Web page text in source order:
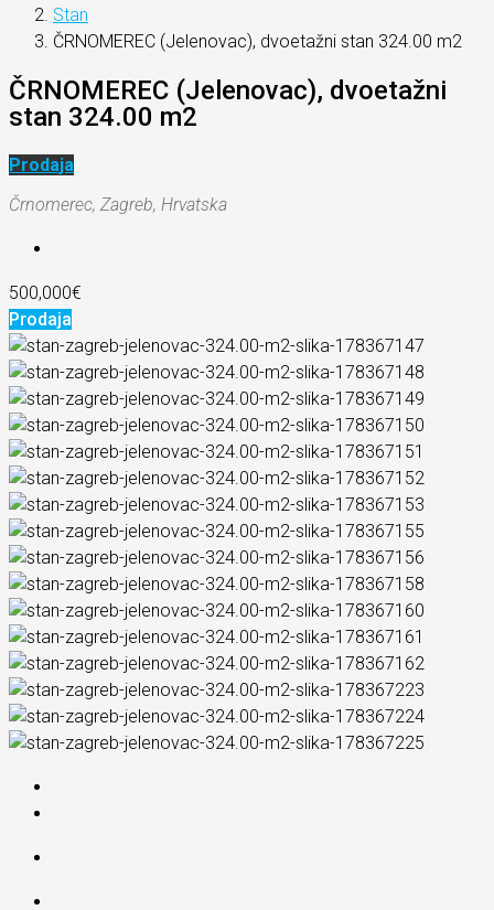
Stan
ČRNOMEREC (Jelenovac), dvoetažni stan 324.00 m2
ČRNOMEREC (Jelenovac), dvoetažni
stan 324.00 m2
Prodaja
Črnomerec, Zagreb, Hrvatska
500,000€
Prodaja